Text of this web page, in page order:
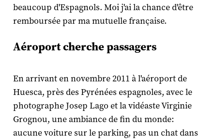
beaucoup d'Espagnols. Moi j'ai la chance d'être
remboursée par ma mutuelle française.
Aéroport cherche passagers
En arrivant en novembre 2011 à l'aéroport de
Huesca, près des Pyrénées espagnoles, avec le
photographe Josep Lago et la vidéaste Virginie
Grognou, une ambiance de fin du monde:
aucune voiture sur le parking, pas un chat dans